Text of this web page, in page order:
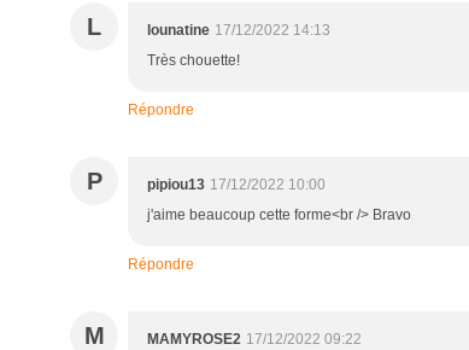
L lounatine 17/12/2022 14:13
Très chouette!
Répondre
P pipiou13 17/12/2022 10:00
j'aime beaucoup cette forme<br /> Bravo
Répondre
M MAMYROSE2 17/12/2022 09:22